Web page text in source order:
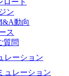
ン
動向
ス
質問